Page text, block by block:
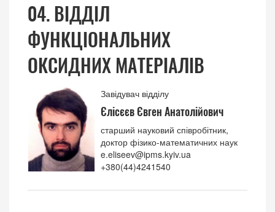
04. ВІДДІЛ
ФУНКЦІОНАЛЬНИХ
ОКСИДНИХ МАТЕРІАЛІВ
Завідувач відділу
Єлісєєв Євген Анатолійович
старший науковий співробітник,
доктор фізико-математичних наук
e.eliseev@ipms.kyiv.ua
+380(44)4241540